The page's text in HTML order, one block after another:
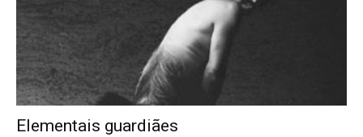
Elementais guardiães